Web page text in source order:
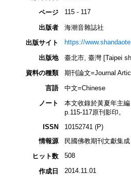
ページ 115 - 117
出版者
海潮音雜誌社
出版サイト
https://
出版地
臺北市, 臺灣 [Taipei
資料の種類
期刊論文=Journal
言語
中文=Chinese
ノート
本文收錄於黃夏年主
p.115-117原刊影印。
ISSN
10152741 (P)
情報源
民國佛教期刊文獻集
ヒット数
508
作成日 2014.11.01